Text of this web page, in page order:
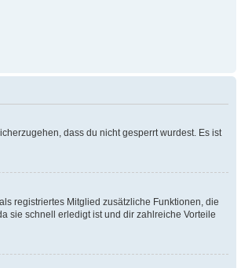
dass du nicht gesperrt wurdest. Es ist
registriertes Mitglied zusätzliche Funktionen, die
sie schnell erledigt ist und dir zahlreiche Vorteile